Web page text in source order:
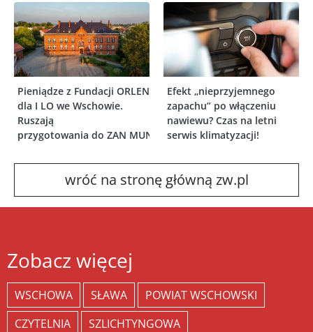
Pieniądze z Fundacji ORLEN
dla I LO we Wschowie.
Ruszają
przygotowania do ZAN MUN
Efekt „nieprzyjemnego
zapachu” po włączeniu
nawiewu? Czas na letni
serwis klimatyzacji!
wróć na stronę główną zw.pl
Zobacz więcej
WSCHOWA SŁAWA
POWIAT WSCHOWSKI
CZYTELNIA
SZLICHTYNGOWA